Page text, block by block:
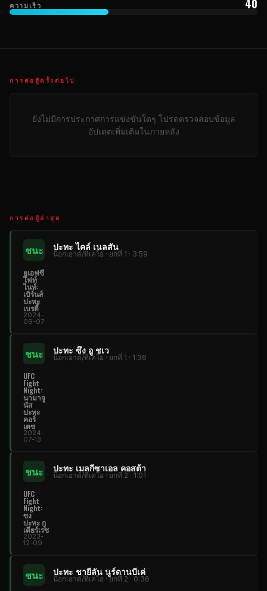
ความเร็ว 40
การต่อสู้ครั้งต่อไป
ยังไม่มีการประกาศการแข่งขันใดๆ โปรดตรวจสอบข้อมูล
อัปเดตเพิ่มเติมในภายหลัง
การต่อสู้ล่าสุด
ชนะ ปะทะ ไคล์ เนลสัน
น็อกเอาต์/ทีเคโอ · ยกที่ 1 · 3:59
ยูเอฟซี
ไฟท์
ไนท์:
เบิร์นส์
ปะทะ
เบรดี้
2024-
09-07
ชนะ ปะทะ ซึง อู ชเว
น็อกเอาต์/ทีเคโอ · ยกที่ 1 · 1:36
UFC
Fight
Night:
นามาจู
นัส
ปะทะ
คอร์
เตซ
2024-
07-13
ชนะ ปะทะ เมลกีซาเอล คอสต้า
น็อกเอาต์/ทีเคโอ · ยกที่ 2 · 1:01
UFC
Fight
Night:
ซง
ปะทะ กู
เตียร์เรซ
2023-
12-09
ชนะ ปะทะ ชายีลัน นูร์ดานบีเค่
น็อกเอาต์/ทีเคโอ · ยกที่ 2 · 0:36